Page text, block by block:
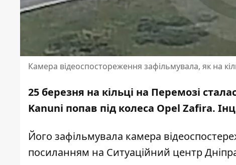
Камера відеоспостореження зафільмувала, як на
25 березня на кільці на Перемозі
Kanuni попав під колеса Opel Zafira.
Його зафільмувала камера
посиланням на Ситуаційний центр